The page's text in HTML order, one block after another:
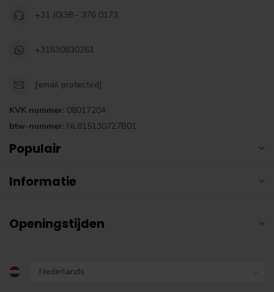
+31 (0)38 - 376 0173
+31630830261
[email protected]
KVK nummer: 08017204
btw-nummer: NL815130727B01
Populair
Informatie
Openingstijden